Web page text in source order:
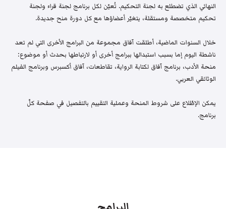
النهائي الذي تضطلع به لجنة التحكيم. تُعيّن لكل برنامج لجنة قراء ولجنة
تحكيم متخصصة ومستقلة، يتغيّر أعضاؤها مع كل دورة منح جديدة.
خلال السنوات الماضية، أطلقت آفاق مجموعة من البرامج الأخرى التي لم تعد
ناشطة اليوم إما بسبب استبدالها ببرامج أخرى أو لارتباطها بحدث أو موضوع:
منحة الأدب، برنامج آفاق لكتابة الرواية، تقاطعات، آفاق أكسبرس وبرنامج الفيلم
الوثائقي العربي.
يمكن الإطّلاع على شروط المنحة وعملية التقييم بالتفصيل في صفحة كلّ
برنامج.